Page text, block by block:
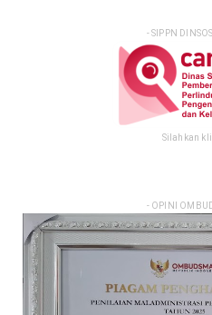
- SIPPN
Silahkan
- OPINI